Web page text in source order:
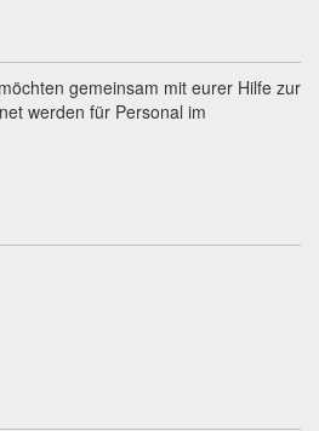
gemeinsam mit eurer Hilfe zur
werden für Personal im